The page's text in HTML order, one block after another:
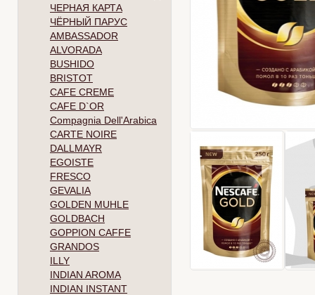
ЧЕРНАЯ КАРТА
ЧЁРНЫЙ ПАРУС
AMBASSADOR
ALVORADA
BUSHIDO
BRISTOT
CAFE CREME
CAFE D`OR
Compagnia Dell'Arabica
CARTE NOIRE
DALLMAYR
EGOISTE
FRESCO
GEVALIA
GOLDEN MUHLE
GOLDBACH
GOPPION CAFFE
GRANDOS
ILLY
INDIAN AROMA
INDIAN INSTANT